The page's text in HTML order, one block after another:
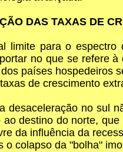
DAS TAXAS DE
limite para o espectro
no que se refere
países hospedeiros
de crescimento
desaceleração no sul
ao destino do norte,
da influência da
o colapso da "bolha"